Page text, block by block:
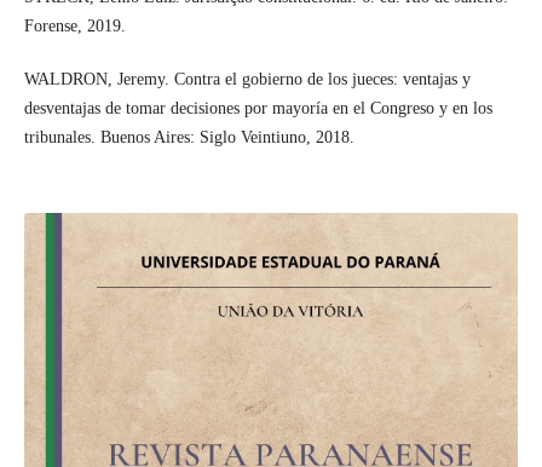
Forense, 2019.
WALDRON, Jeremy. Contra el gobierno de los jueces: ventajas y
desventajas de tomar decisiones por mayoría en el Congreso y en los
tribunales. Buenos Aires: Siglo Veintiuno, 2018.